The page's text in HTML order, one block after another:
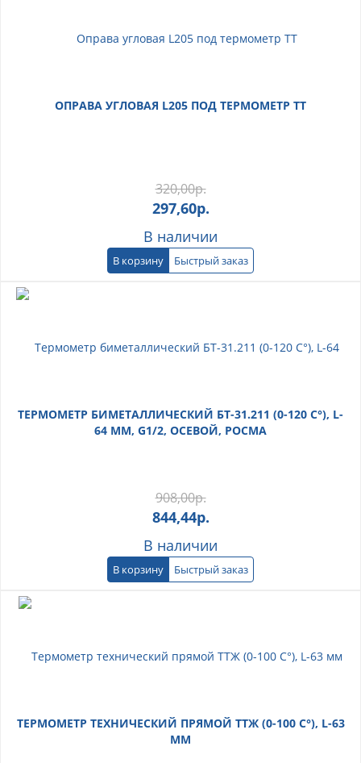
ОПРАВА УГЛОВАЯ L205 ПОД ТЕРМОМЕТР ТТ
320,00р.
297,60р.
В наличии
В корзину Быстрый заказ
ТЕРМОМЕТР БИМЕТАЛЛИЧЕСКИЙ БТ-31.211 (0-120 С°), L-
64 ММ, G1/2, ОСЕВОЙ, РОСМА
908,00р.
844,44р.
В наличии
В корзину Быстрый заказ
ТЕРМОМЕТР ТЕХНИЧЕСКИЙ ПРЯМОЙ ТТЖ (0-100 С°), L-63
ММ